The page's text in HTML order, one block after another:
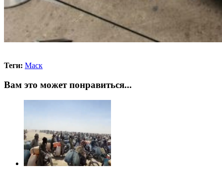
Теги: Маск
Вам это может понравиться...